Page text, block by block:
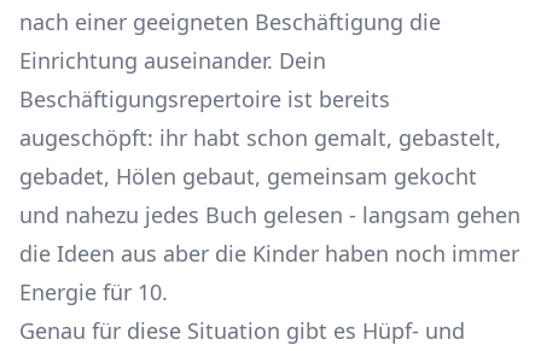
nach einer geeigneten Beschäftigung die
Einrichtung auseinander. Dein
Beschäftigungsrepertoire ist bereits
augeschöpft: ihr habt schon gemalt, gebastelt,
gebadet, Hölen gebaut, gemeinsam gekocht
und nahezu jedes Buch gelesen - langsam gehen
die Ideen aus aber die Kinder haben noch immer
Energie für 10.
Genau für diese Situation gibt es Hüpf- und